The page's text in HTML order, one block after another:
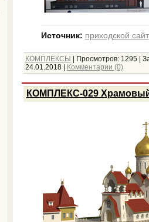
Источник: приходской сайт
КОМПЛЕКСЫ | Просмотров: 1295|
24.01.2018 | Комментарии (0)
КОМПЛЕКС-029